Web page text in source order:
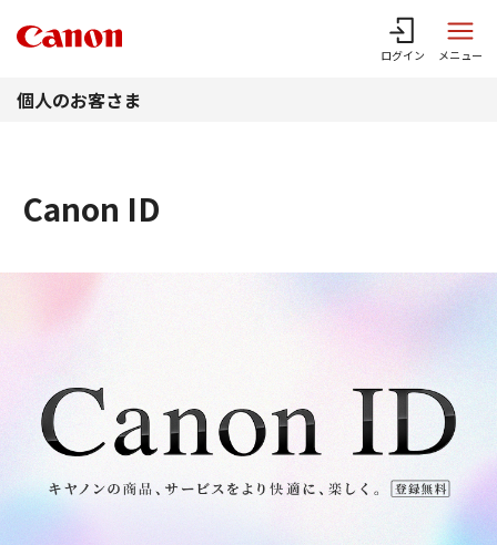
ログイン メニュー
個人のお客さま
Canon ID